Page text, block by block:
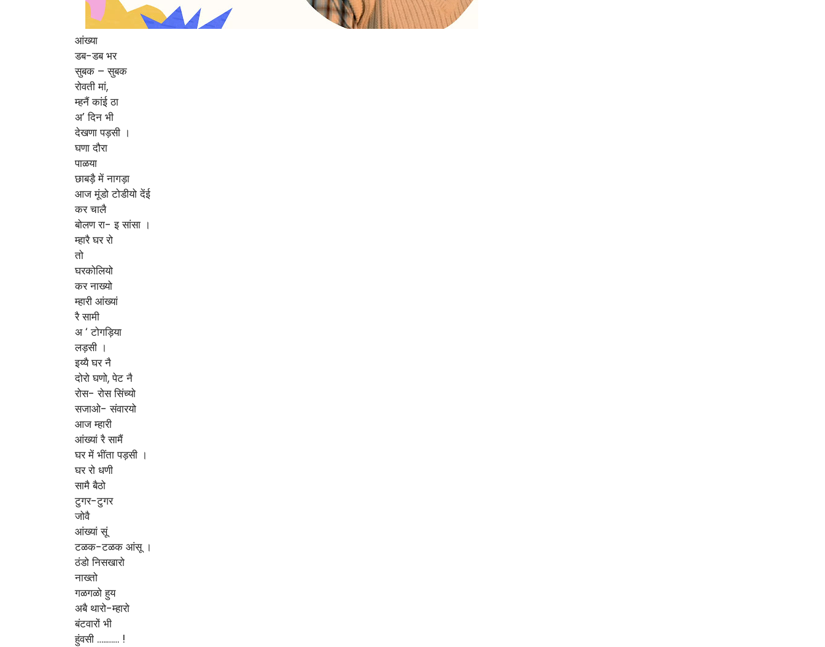
आंख्या
डब-डब भर
सुबक – सुबक
रोवती मां,
म्हनैं कांई ठा
अ’ दिन भी
देखणा पड़सी ।
घणा दौरा
पाळया
छाबड़ै में नागड़ा
आज मूंडो टोडीयो देंई
कर चालै
बोलण रा- इ सांसा ।
म्हारै घर रो
तो
घरकोलियो
कर नाख्यो
म्हारी आंख्यां
रै सामी
अ ‘ टोगड़िया
लड़सी ।
इय्यै घर नै
दोरो घणो, पेट नै
रोस- रोस सिंच्यो
सजाओ- संवारयो
आज म्हारी
आंख्यां रै सामैं
घर में भींता पड़सी ।
घर रो धणी
सामै बैठो
टुगर-टुगर
जोवै
आंख्यां सूं
टळक-टळक आंसू ।
ठंडो निसखारो
नाख्तो
गळगळो हुय
अबै थारो-म्हारो
बंटवारों भी
हुंवसी …..…… !